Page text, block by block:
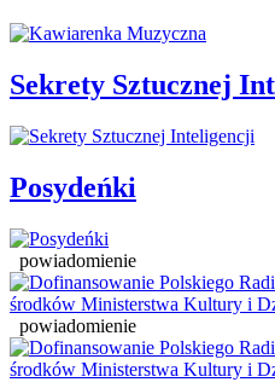
Sekrety Sztucznej
Posydeńki
powiadomienie
powiadomienie